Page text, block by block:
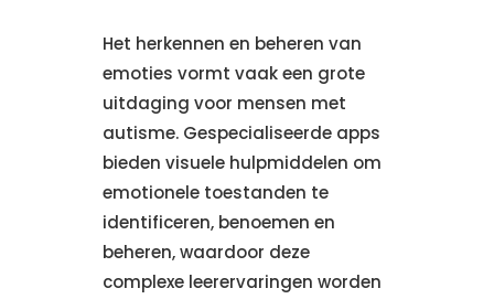
Het herkennen en beheren van
emoties vormt vaak een grote
uitdaging voor mensen met
autisme. Gespecialiseerde apps
bieden visuele hulpmiddelen om
emotionele toestanden te
identificeren, benoemen en
beheren, waardoor deze
complexe leerervaringen worden